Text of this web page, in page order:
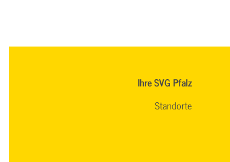
Ihre SVG Pfalz
Standorte